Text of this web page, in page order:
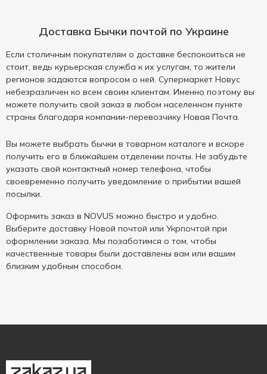
Доставка Бычки почтой по Украине
Если столичным покупателям о доставке беспокоиться не
стоит, ведь курьерская служба к их услугам, то жители
регионов задаются вопросом о ней. Супермаркет Новус
небезразличен ко всем своим клиентам. Именно поэтому вы
можете получить свой заказ в любом населенном пункте
страны благодаря компании-перевозчику Новая Почта.
Вы можете выбрать бычки в товарном каталоге и вскоре
получить его в ближайшем отделении почты. Не забудьте
указать свой контактный номер телефона, чтобы
своевременно получить уведомление о прибытии вашей
посылки.
Оформить заказ в NOVUS можно быстро и удобно.
Выберите доставку Новой почтой или Укрпочтой при
оформлении заказа. Мы позаботимся о том, чтобы
качественные товары были доставлены вам или вашим
близким удобным способом.